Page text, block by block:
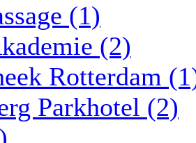
(1)
(2)
Rotterdam
Parkhotel (2)